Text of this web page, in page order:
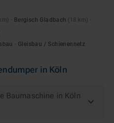
· Bergisch Gladbach
·
· Gleisbau / Schienennetz
in Köln
Baumaschine in Köln